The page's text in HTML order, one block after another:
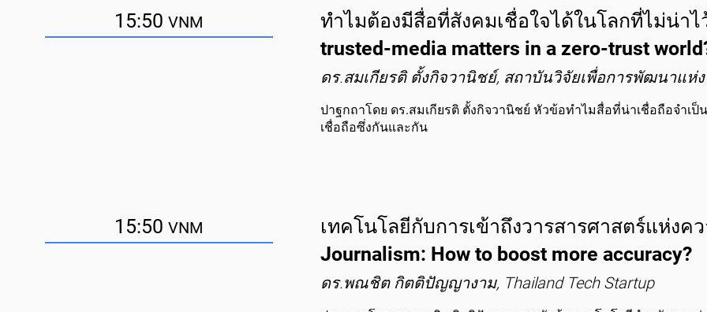
15:50VNM
ทำไมต้องมีสื่อที่สังคมเชื่อใจได้ในโลกที่ไม่น่าไ
trusted-media matters in a zero-trust
ดร.สมเกียรติ ตั้งกิจวานิชย์, สถาบันวิจัยเพื่อการพัฒนาแห่
ปาฐกถาโดย ดร.สมเกียรติ ตั้งกิจวานิชย์ หัวข้อทำไมสื่อที่น่าเชื่อถือจำเป็
เชื่อถือซึ่งกันและกัน
15:50VNM
เทคโนโลยีกับการเข้าถึงวารสารศาสตร์แห่งค
Journalism: How to boost more accuracy?
ดร.พณชิต กิตติปัญญางาม, Thailand Tech Startup